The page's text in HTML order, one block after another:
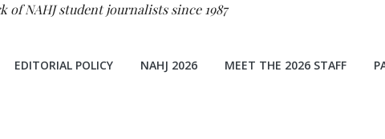
of NAHJ student journalists since 1987
EDITORIAL POLICY NAHJ 2026 MEET THE 2026 STAFF